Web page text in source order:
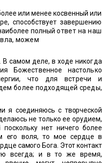
или менее косвенныйили
способствует завершению
полныйответ на наш
можем
В самом деле, в ходе никогда
Божественное настолько
что для встречи и
более подходящей среды,
я соединяюсь с творческой
не только ее орудием,
нет ничегоболее
его воля, то мое сердце в
самого Бога. Этотконтакт
всегда; и в то же время,